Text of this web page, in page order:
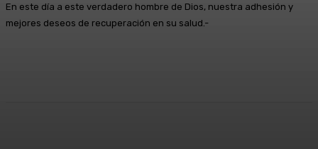
En este día a este verdadero hombre de Dios, nuestra adhesión y
mejores deseos de recuperación en su salud.-